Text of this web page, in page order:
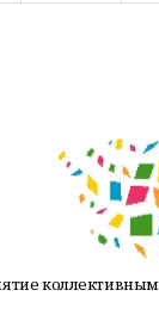
коллективным